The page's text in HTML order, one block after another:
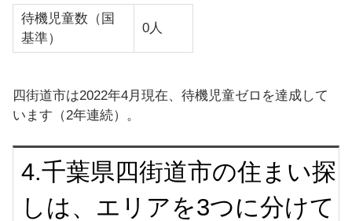
待機児童数（国
基準）
0人
四街道市は2022年4月現在、待機児童ゼロを達成して
います（2年連続）。
4.千葉県四街道市の住まい探
しは、エリアを3つに分けて